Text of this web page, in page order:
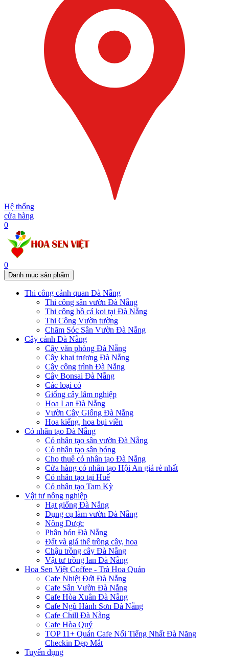
Hệ thống
cửa hàng
0
0
Danh mục sản phẩm
Thi công cảnh quan Đà Nẵng
Thi công sân vườn Đà Nẵng
Thi công hồ cá koi tại Đà Nẵng
Thi Công Vườn tường
Chăm Sóc Sân Vườn Đà Nẵng
Cây cảnh Đà Nẵng
Cây văn phòng Đà Nẵng
Cây khai trương Đà Nẵng
Cây công trình Đà Nẵng
Cây Bonsai Đà Nẵng
Các loại cỏ
Giống cây lâm nghiệp
Hoa Lan Đà Nẵng
Vườn Cây Giống Đà Nẵng
Hoa kiểng, hoa bụi viền
Cỏ nhân tạo Đà Nẵng
Cỏ nhân tạo sân vườn Đà Nẵng
Cỏ nhân tạo sân bóng
Cho thuê cỏ nhân tạo Đà Nẵng
Cửa hàng cỏ nhân tạo Hội An giá rẻ nhất
Cỏ nhân tạo tại Huế
Cỏ nhân tạo Tam Kỳ
Vật tư nông nghiệp
Hạt giống Đà Nẵng
Dụng cụ làm vườn Đà Nẵng
Nông Dược
Phân bón Đà Nẵng
Đất và giá thể trồng cây, hoa
Chậu trồng cây Đà Nẵng
Vật tư trồng lan Đà Nẵng
Hoa Sen Việt Coffee - Trà Hoa Quán
Cafe Nhiệt Đới Đà Nẵng
Cafe Sân Vườn Đà Nẵng
Cafe Hòa Xuân Đà Nẵng
Cafe Ngũ Hành Sơn Đà Nẵng
Cafe Chill Đà Nẵng
Cafe Hòa Quý
TOP 11+ Quán Cafe Nổi Tiếng Nhất Đà Năng
Checkin Đẹp Mắt
Tuyển dụng